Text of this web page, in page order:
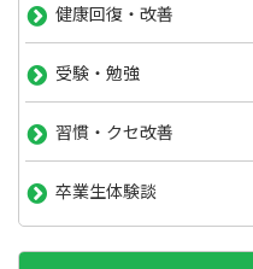
健康回復・改善
受験・勉強
習慣・クセ改善
卒業生体験談